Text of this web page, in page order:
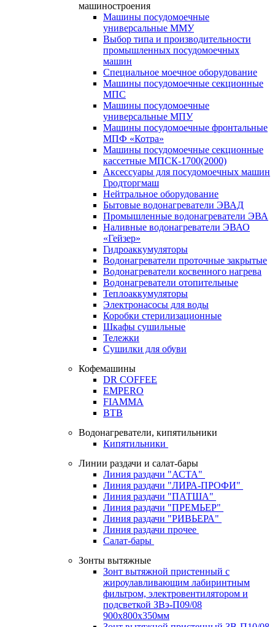
машиностроения
Машины посудомоечные
универсальные ММУ
Выбор типа и производительности
промышленных посудомоечных
машин
Специальное моечное оборудование
Машины посудомоечные секционные
МПС
Машины посудомоечные
универсальные МПУ
Машины посудомоечные фронтальные
МПФ «Котра»
Машины посудомоечные секционные
кассетные МПСК-1700(2000)
Аксессуары для посудомоечных машин
Гродторгмаш
Нейтральное оборудование
Бытовые водонагреватели ЭВАД
Промышленные водонагреватели ЭВА
Наливные водонагреватели ЭВАО
«Гейзер»
Гидроаккумуляторы
Водонагреватели проточные закрытые
Водонагреватели косвенного нагрева
Водонагреватели отопительные
Теплоаккумуляторы
Электронасосы для воды
Коробки стерилизационные
Шкафы сушильные
Тележки
Сушилки для обуви
Кофемашины
DR COFFEE
EMPERO
FIAMMA
BTB
Водонагреватели, кипятильники
Кипятильники
Линии раздачи и салат-бары
Линия раздачи "АСТА"
Линия раздачи "ЛИРА-ПРОФИ"
Линия раздачи "ПАТША"
Линия раздачи "ПРЕМЬЕР"
Линия раздачи "РИВЬЕРА"
Линия раздачи прочее
Салат-бары
Зонты вытяжные
Зонт вытяжной пристенный с
жироулавливающим лабиринтным
фильтром, электровентилятором и
подсветкой ЗВэ-П09/08
900х800х350мм